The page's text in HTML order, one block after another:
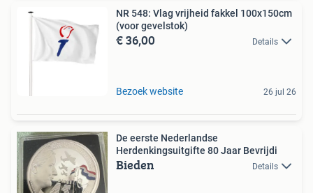
NR 548: Vlag vrijheid fakkel 100x150cm
(voor gevelstok)
€ 36,00 Details
Bezoek website 26 jul 26
De eerste Nederlandse
Herdenkingsuitgifte 80 Jaar Bevrijdi
Bieden Details